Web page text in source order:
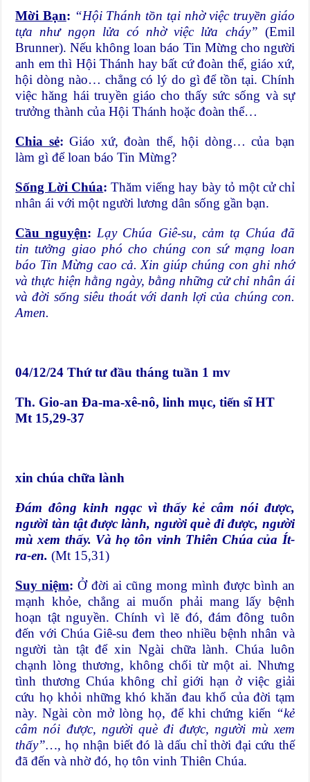
Mời Bạn: “Hội Thánh tồn tại nhờ việc truyền giáo
tựa như ngọn lửa có nhờ việc lửa cháy” (Emil
Brunner). Nếu không loan báo Tin Mừng cho người
anh em thì Hội Thánh hay bất cứ đoàn thể, giáo xứ,
hội dòng nào… chẳng có lý do gì để tồn tại. Chính
việc hăng hái truyền giáo cho thấy sức sống và sự
trưởng thành của Hội Thánh hoặc đoàn thể…
Chia sẻ: Giáo xứ, đoàn thể, hội dòng… của bạn
làm gì để loan báo Tin Mừng?
Sống Lời Chúa: Thăm viếng hay bày tỏ một cử chỉ
nhân ái với một người lương dân sống gần bạn.
Cầu nguyện: Lạy Chúa Giê-su, cảm tạ Chúa đã
tin tưởng giao phó cho chúng con sứ mạng loan
báo Tin Mừng cao cả. Xin giúp chúng con ghi nhớ
và thực hiện hằng ngày, bằng những cử chỉ nhân ái
và đời sống siêu thoát với danh lợi của chúng con.
Amen.
04/12/24 Thứ tư đầu tháng tuần 1 mv
Th. Gio-an Đa-ma-xê-nô, linh mục, tiến sĩ HT
Mt 15,29-37
xin chúa chữa lành
Đám đông kinh ngạc vì thấy kẻ câm nói được,
người tàn tật được lành, người què đi được, người
mù xem thấy. Và họ tôn vinh Thiên Chúa của Ít-
ra-en. (Mt 15,31)
Suy niệm: Ở đời ai cũng mong mình được bình an
mạnh khỏe, chẳng ai muốn phải mang lấy bệnh
hoạn tật nguyền. Chính vì lẽ đó, đám đông tuôn
đến với Chúa Giê-su đem theo nhiều bệnh nhân và
người tàn tật để xin Ngài chữa lành. Chúa luôn
chạnh lòng thương, không chối từ một ai. Nhưng
tình thương Chúa không chỉ giới hạn ở việc giải
cứu họ khỏi những khó khăn đau khổ của đời tạm
này. Ngài còn mở lòng họ, để khi chứng kiến “kẻ
câm nói được, người què đi được, người mù xem
thấy”…, họ nhận biết đó là dấu chỉ thời đại cứu thế
đã đến và nhờ đó, họ tôn vinh Thiên Chúa.